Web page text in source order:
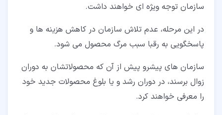
سازمان توجه ویژه ­ای خواهند داشت.
در این مرحله، عدم تلاش سازمان در کاهش هزینه­ ها و
پاسخگویی به رقبا سبب مرگ محصول می ­شود.
سازمان­ های پیشرو پیش از آن که محصولاتشان به دوران
زوال برسند، در دوران رشد و یا بلوغ محصولات جدید خود
را معرفی خواهند کرد.